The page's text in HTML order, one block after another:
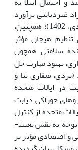
2 تا 3 برابر افراد غیردیابتی برآورد
گردیده است (ثابتی مقدم، صفاری نیا و احدی، 1402)؛ همچنین،
هیجان مؤثر
سلامتی همچون
بهبود مهارت حل
صفاری نیا و
در ایالات متحده
خوراکی دیابت
متحده از کنترل
به نقش تعیین­
و اقتصادی مؤثر بر